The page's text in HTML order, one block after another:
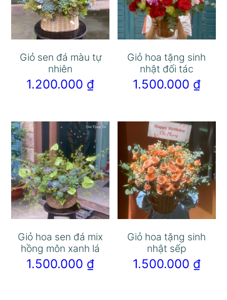
Giỏ sen đá màu tự
nhiên
1.200.000 ₫
Giỏ hoa tặng sinh
nhật đối tác
1.500.000 ₫
Giỏ hoa sen đá mix
hồng môn xanh lá
1.500.000 ₫
Giỏ hoa tặng sinh
nhật sếp
1.500.000 ₫